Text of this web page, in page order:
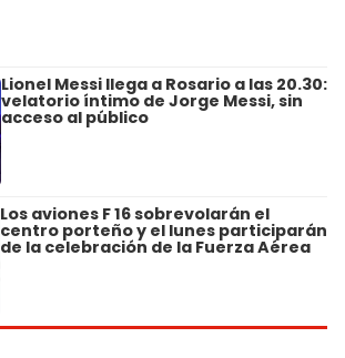
Lionel Messi llega a Rosario a las 20.30:
velatorio íntimo de Jorge Messi, sin
acceso al público
Los aviones F 16 sobrevolarán el
centro porteño y el lunes participarán
de la celebración de la Fuerza Aérea